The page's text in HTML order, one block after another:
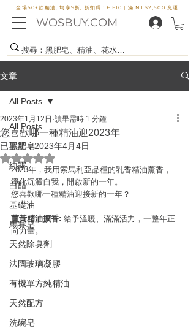
WOSBUY.COM
全場50+款精油, 均享9折, 折扣碼：HE10 | 滿 NT$2,500 免運
文章
All Posts
黑肥皂
純露
白醋
基礎油
馬賽皂
天然除臭劑
法國玻璃凝膠
有機單方純精油
天然配方
洗碗皂
All Posts
您喜歡哪一種精油迎2023年
2023年1月12日 讀畢需時 1 分鐘
已更新：2023年4月4日
評等為 NaN（最高為 5 顆星）。
2023年，我用索馬利亞品種的乳香精油薰香，
淨化沉澱自我，開啟新的一年。
您喜歡哪一種精油迎接新的一年？
薑黃精油擴香: 給予溫暖、滿滿活力，一整年正
向力量。